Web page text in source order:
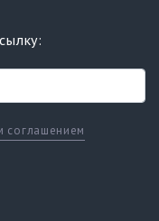
соглашением